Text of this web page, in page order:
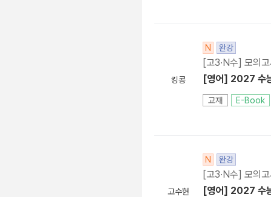
킹콩
N 완강
[고3·N수] 모의
[영어] 2027 수
교재 E-Book
고수현
N 완강
[고3·N수] 모의
[영어] 2027 수